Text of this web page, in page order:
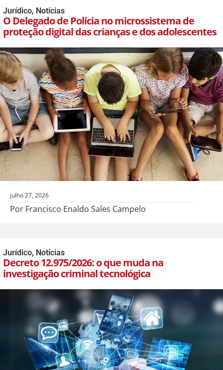
Jurídico, Notícias
O Delegado de Polícia no microssistema de
proteção digital das crianças e dos adolescentes
julho 27, 2026
Por Francisco Enaldo Sales Campelo
Jurídico, Notícias
Decreto 12.975/2026: o que muda na
investigação criminal tecnológica